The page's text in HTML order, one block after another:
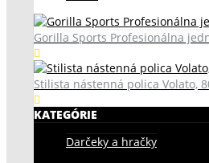
Gorilla Sports Profesionálna
Stilista nástenná polica Volato,
KATEGÓRIE
Darčeky a hračky